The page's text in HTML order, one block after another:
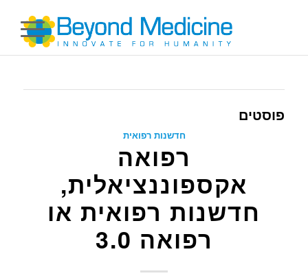
פוסטים
חדשנות רפואית
רפואה
אקספוננציאלית,
חדשנות רפואית או
רפואה 3.0